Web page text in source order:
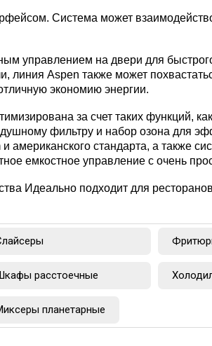
Система может
управлением на двери для
Aspen также может
экономию энергии.
за счет таких функций,
фильтру и набор озона для
американского стандарта, а также
емкостное управление с очень
Идеально подходит для
расстоечные
планетарные